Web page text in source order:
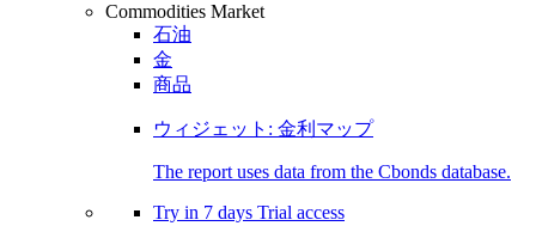
Commodities Market
石油
金
商品
ウィジェット: 金利マップ
The report uses data from the Cbonds database.
Try in 7 days Trial access